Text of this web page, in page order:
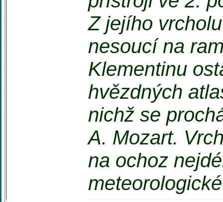
Z jejího
nesoucí na
Klementinu
hvězdných
nichž se
A. Mozart.
na ochoz